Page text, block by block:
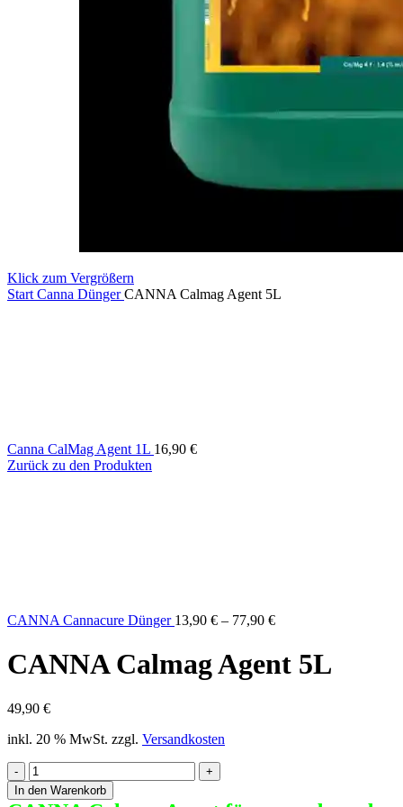
Klick zum Vergrößern
Start Canna DüngerCANNA Calmag Agent 5L
Canna CalMag Agent 1L 16,90 €
Zurück zu den Produkten
CANNA Cannacure Dünger 13,90 € – 77,90 €
CANNA Calmag Agent 5L
49,90 €
inkl. 20 % MwSt. zzgl. Versandkosten
CANNA
Calmag
Agent
In den Warenkorb